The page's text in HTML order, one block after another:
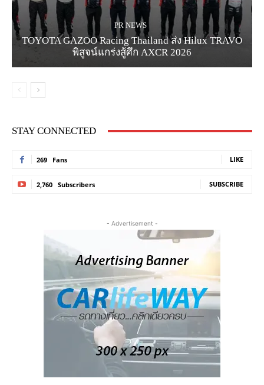
PR NEWS
TOYOTA GAZOO Racing Thailand ส่ง Hilux TRAVO
พิสูจน์แกร่งสู้ศึก AXCR 2026
STAY CONNECTED
269 Fans LIKE
2,760 Subscribers SUBSCRIBE
- Advertisement -